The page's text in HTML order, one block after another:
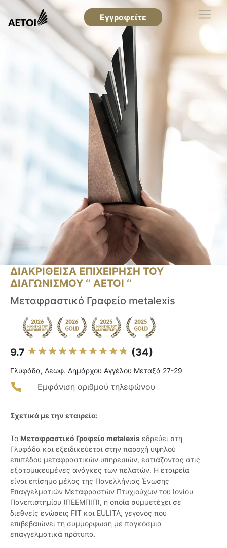
Εγγραφείτε
ΔΙΑΚΡΙΘΕΙΣΑ ΕΠΙΧΕΙΡΗΣΗ ΤΟΥ
ΔΙΑΓΩΝΙΣΜΟΥ ‘’ ΑΕΤΟΙ ‘’
Μεταφραστικό Γραφείο metalexis
9.7 (34)
Γλυφάδα, Λεωφ. Δημάρχου Αγγέλου Μεταξά 27-29
Εμφάνιση αριθμού τηλεφώνου
Σχετικά με την εταιρεία:
Το Μεταφραστικό Γραφείο metalexis εδρεύει στη
Γλυφάδα και εξειδικεύεται στην παροχή υψηλού
επιπέδου μεταφραστικών υπηρεσιών, εστιάζοντας στις
εξατομικευμένες ανάγκες των πελατών. Η εταιρεία
είναι επίσημο μέλος της Πανελλήνιας Ένωσης
Επαγγελματιών Μεταφραστών Πτυχιούχων του Ιονίου
Πανεπιστημίου (ΠΕΕΜΠΙΠ), η οποία συμμετέχει σε
διεθνείς ενώσεις FIT και EULITA, γεγονός που
επιβεβαιώνει τη συμμόρφωση με παγκόσμια
επαγγελματικά πρότυπα.